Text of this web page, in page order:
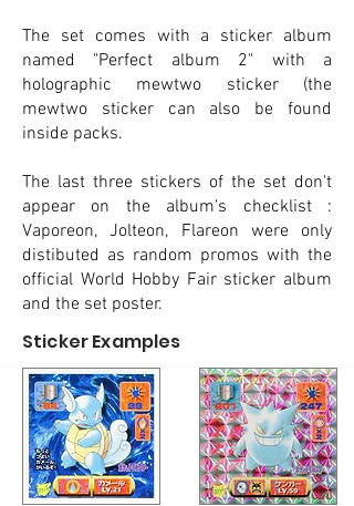
The set comes with a sticker album
named "Perfect album 2" with a
holographic mewtwo sticker (the
mewtwo sticker can also be found
inside packs.
The last three stickers of the set don't
appear on the album's checklist :
Vaporeon, Jolteon, Flareon were only
distibuted as random promos with the
official World Hobby Fair sticker album
and the set poster.
Sticker Examples